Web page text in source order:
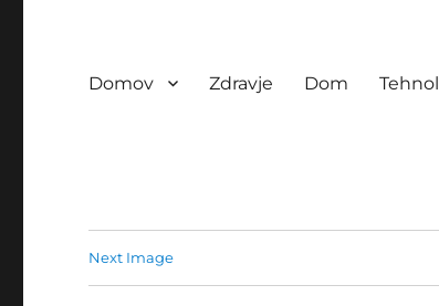
Domov Zdravje Dom
Next Image